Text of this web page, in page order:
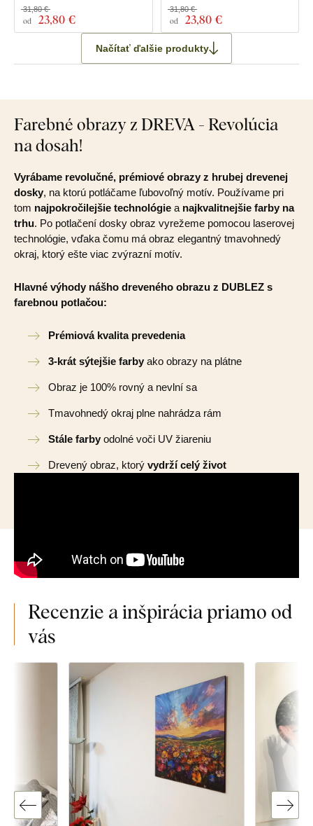
od 23,80 €
31,80 €
od 23,80 €
31,80 €
Načítať ďalšie produkty
Farebné obrazy z DREVA - Revolúcia
na dosah!
Vyrábame revolučné, prémiové obrazy z hrubej drevenej
dosky, na ktorú potláčame ľubovoľný motív. Používame pri
tom najpokročilejšie technológie a najkvalitnejšie farby na
trhu. Po potlačení dosky obraz vyrežeme pomocou laserovej
technológie, vďaka čomu má obraz elegantný tmavohnedý
okraj, ktorý ešte viac zvýrazní motív.
Hlavné výhody nášho dreveného obrazu z DUBLEZ s
farebnou potlačou:
Prémiová kvalita prevedenia
3-krát sýtejšie farby ako obrazy na plátne
Obraz je 100% rovný a nevlní sa
Tmavohnedý okraj plne nahrádza rám
Stále farby odolné voči UV žiareniu
Drevený obraz, ktorý vydrží celý život
Recenzie a inšpirácia priamo od
vás